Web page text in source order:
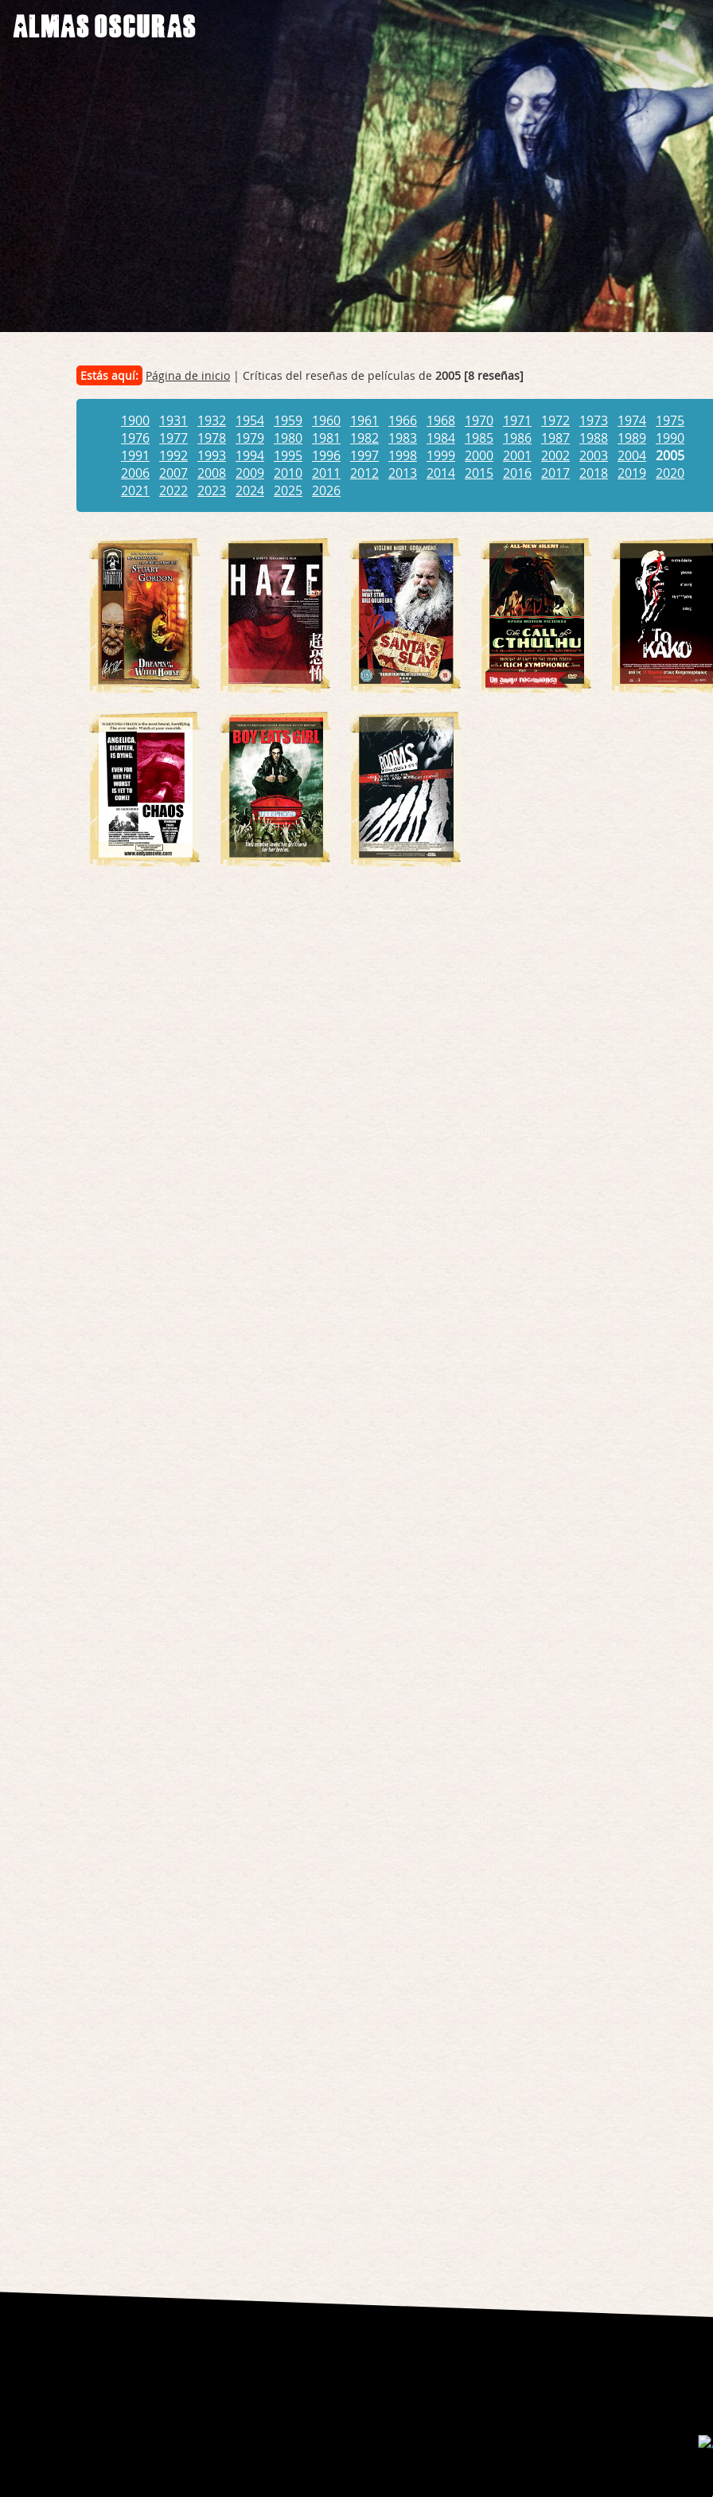
Estás aquí: Página de inicio | Críticas del reseñas de películas de 2005 [8 reseñas]
1900 1931 1932 1954 1959 1960 1961 1966 1968 1970 1971 1972 1973 1974 1975
1976 1977 1978 1979 1980 1981 1982 1983 1984 1985 1986 1987 1988 1989 1990
1991
1992 1993 1994 1995 1996 1997 1998 1999 2000 2001 2002 2003 2004 2005
2006 2007 2008 2009 2010 2011 2012 2013 2014 2015 2016 2017 2018 2019 2020
2021
2022 2023 2024 2025 2026